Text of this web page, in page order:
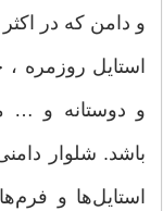
و دامن که در
استایل روزمره
و دوستانه و …
باشد. شلوار
استایل‌ها و